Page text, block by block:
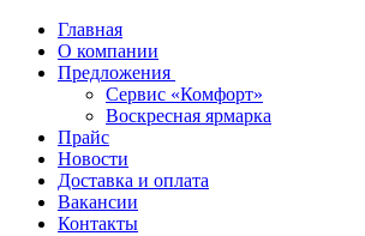
Главная
О компании
Предложения
Сервис «Комфорт»
Воскресная ярмарка
Прайс
Новости
Доставка и оплата
Вакансии
Контакты